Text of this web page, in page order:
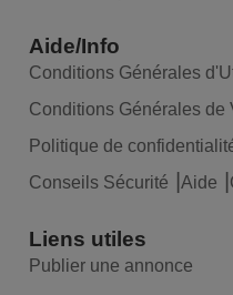
Aide/Info
Conditions Générales
Conditions Générales de
Politique de
Conseils Sécurité
Aide
Liens utiles
Publier une annonce